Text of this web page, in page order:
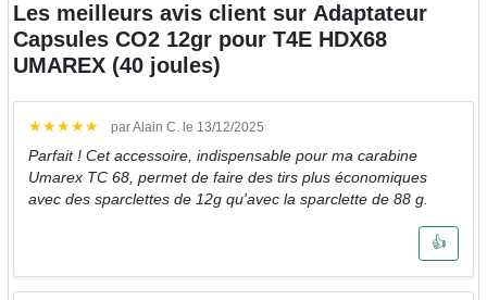
Les meilleurs avis client sur Adaptateur
Capsules CO2 12gr pour T4E HDX68
UMAREX (40 joules)
★★★★★ par Alain C. le 13/12/2025
Parfait ! Cet accessoire, indispensable pour ma carabine
Umarex TC 68, permet de faire des tirs plus économiques
avec des sparclettes de 12g qu'avec la sparclette de 88 g.
👍